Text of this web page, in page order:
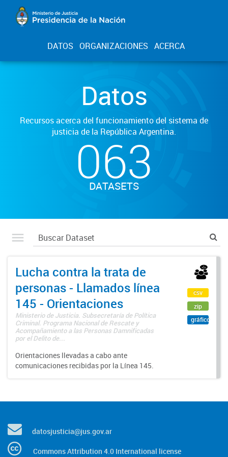
DATOS ORGANIZACIONES ACERCA
Datos
Recursos acerca del funcionamiento del sistema de
justicia de la República Argentina.
063
DATASETS
Lucha contra la trata de
personas - Llamados línea
145 - Orientaciones
Ministerio de Justicia. Subsecretaría de Política
Criminal. Programa Nacional de Rescate y
Acompañamiento a las Personas Damnificadas
por el Delito de...
Orientaciones llevadas a cabo ante
comunicaciones recibidas por la Línea 145.
csv
zip
gráfico
datosjusticia@jus.gov.ar
Commons Attribution 4.0 International license